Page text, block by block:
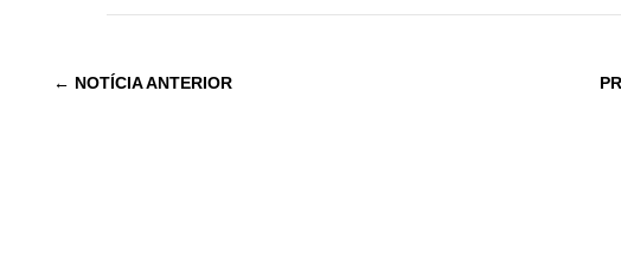
← NOTÍCIA ANTERIOR